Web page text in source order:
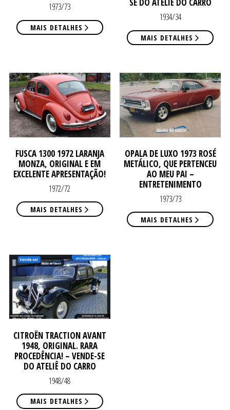
1973/73
MAIS DETALHES
SE DO ATELIÊ DO CARRO
1934/34
MAIS DETALHES
FUSCA 1300 1972 LARANJA
MONZA, ORIGINAL E EM
EXCELENTE APRESENTAÇÃO!
1972/72
MAIS DETALHES
OPALA DE LUXO 1973 ROSÉ
METÁLICO, QUE PERTENCEU
AO MEU PAI –
ENTRETENIMENTO
1973/73
MAIS DETALHES
CITROËN TRACTION AVANT
1948, ORIGINAL. RARA
PROCEDÊNCIA! – VENDE-SE
DO ATELIÊ DO CARRO
1948/48
MAIS DETALHES